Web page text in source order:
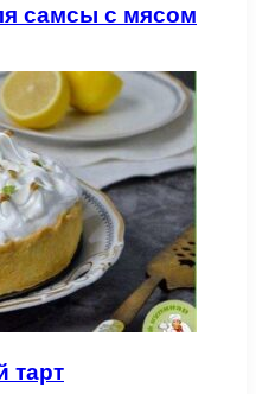
самсы с мясом
тарт